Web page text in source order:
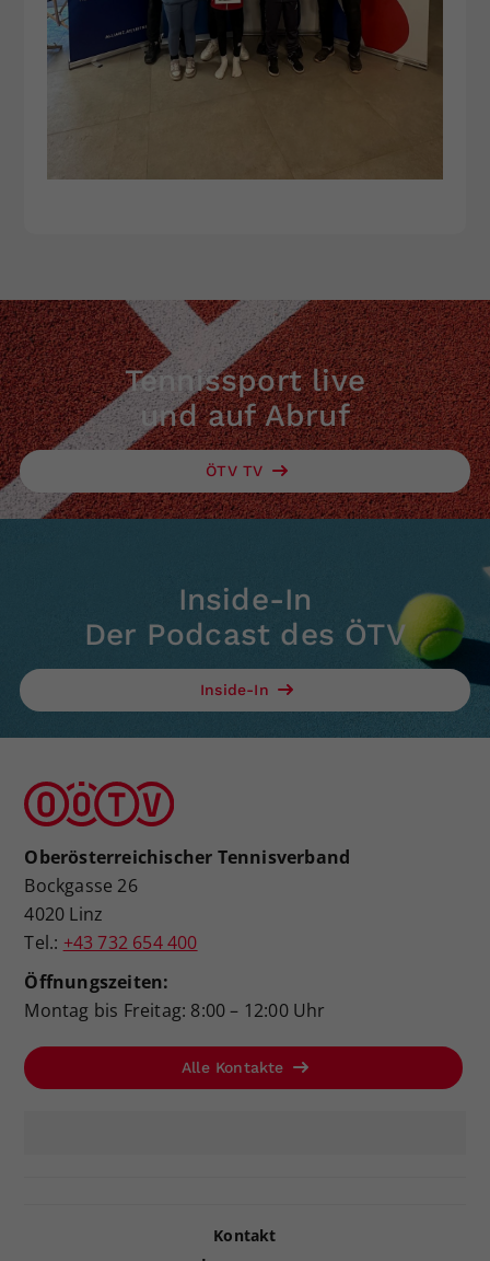
Tennissport live
und auf Abruf
ÖTV TV
Inside-In
Der Podcast des ÖTV
Inside-In
Oberösterreichischer Tennisverband
Bockgasse 26
4020 Linz
Tel.: +43 732 654 400
Öffnungszeiten:
Montag bis Freitag: 8:00 – 12:00 Uhr
Alle Kontakte
Kontakt